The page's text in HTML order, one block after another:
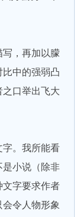
，再加以朦
中的强弱凸
口举出飞大
。我所能看
是小说（除非
文字要求作者
令人物形象